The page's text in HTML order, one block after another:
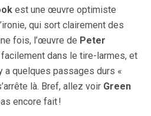
est une œuvre optimiste
qui sort clairement des
fois, l’œuvre de Peter
dans le tire-larmes, et
a quelques passages durs «
là. Bref, allez voir Green
encore fait !